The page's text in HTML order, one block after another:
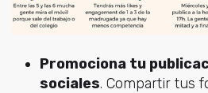
Promociona tu
sociales. Compartir tus